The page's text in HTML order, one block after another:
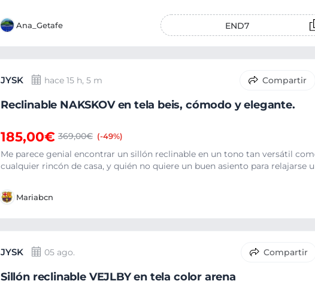
Ana_Getafe END7
JYSK hace 15 h, 5 m
Reclinable NAKSKOV en tela beis, cómodo y elegante.
185,00€ 369,00€ (-49%)
Me parece genial encontrar un sillón reclinable en un tono tan versátil
cualquier rincón de casa, y quién no quiere un buen asiento para relajarse
Mariabcn
JYSK 05 ago.
Sillón reclinable VEJLBY en tela color arena